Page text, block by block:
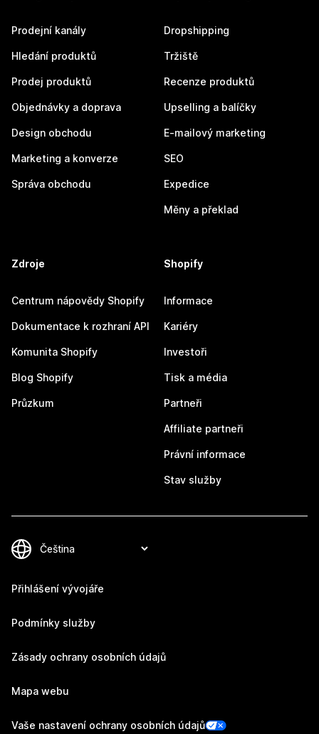
Prodejní kanály
Hledání produktů
Prodej produktů
Objednávky a doprava
Design obchodu
Marketing a konverze
Správa obchodu
Dropshipping
Tržiště
Recenze produktů
Upselling a balíčky
E-mailový marketing
SEO
Expedice
Měny a překlad
Zdroje
Centrum nápovědy Shopify
Dokumentace k rozhraní API
Komunita Shopify
Blog Shopify
Průzkum
Shopify
Informace
Kariéry
Investoři
Tisk a média
Partneři
Affiliate partneři
Právní informace
Stav služby
Přihlášení vývojáře
Podmínky služby
Zásady ochrany osobních údajů
Mapa webu
Vaše nastavení ochrany osobních údajů